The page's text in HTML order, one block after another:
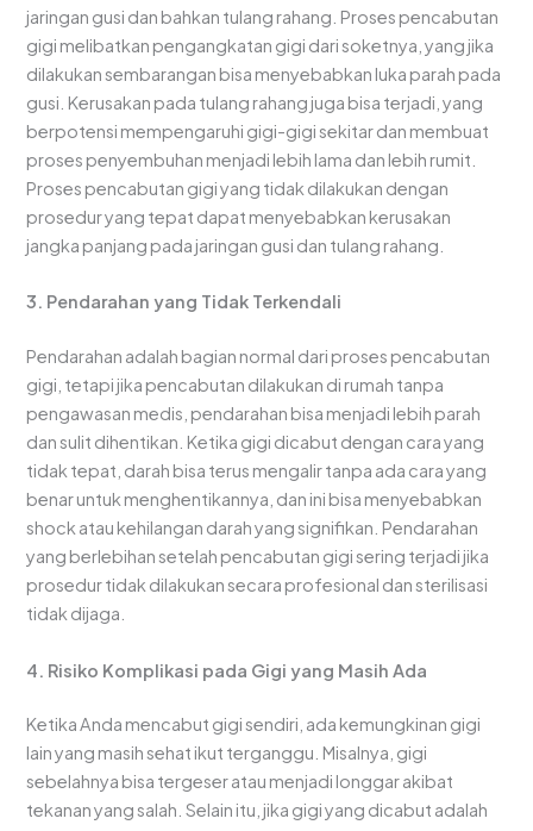
jaringan gusi dan bahkan tulang rahang. Proses pencabutan
gigi melibatkan pengangkatan gigi dari soketnya, yang jika
dilakukan sembarangan bisa menyebabkan luka parah pada
gusi. Kerusakan pada tulang rahang juga bisa terjadi, yang
berpotensi mempengaruhi gigi-gigi sekitar dan membuat
proses penyembuhan menjadi lebih lama dan lebih rumit.
Proses pencabutan gigi yang tidak dilakukan dengan
prosedur yang tepat dapat menyebabkan kerusakan
jangka panjang pada jaringan gusi dan tulang rahang.
3. Pendarahan yang Tidak Terkendali
Pendarahan adalah bagian normal dari proses pencabutan
gigi, tetapi jika pencabutan dilakukan di rumah tanpa
pengawasan medis, pendarahan bisa menjadi lebih parah
dan sulit dihentikan. Ketika gigi dicabut dengan cara yang
tidak tepat, darah bisa terus mengalir tanpa ada cara yang
benar untuk menghentikannya, dan ini bisa menyebabkan
shock atau kehilangan darah yang signifikan. Pendarahan
yang berlebihan setelah pencabutan gigi sering terjadi jika
prosedur tidak dilakukan secara profesional dan sterilisasi
tidak dijaga.
4. Risiko Komplikasi pada Gigi yang Masih Ada
Ketika Anda mencabut gigi sendiri, ada kemungkinan gigi
lain yang masih sehat ikut terganggu. Misalnya, gigi
sebelahnya bisa tergeser atau menjadi longgar akibat
tekanan yang salah. Selain itu, jika gigi yang dicabut adalah